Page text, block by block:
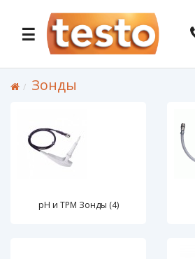
☰
Зонды
pH и TPM Зонды (4)